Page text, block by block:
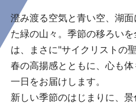
澄み渡る空気と青い空、湖
た緑の山々。季節の移ろい
は、まさに"サイクリストの聖
春の高揚感とともに、心も
一日をお届けします。
新しい季節のはじまりに、